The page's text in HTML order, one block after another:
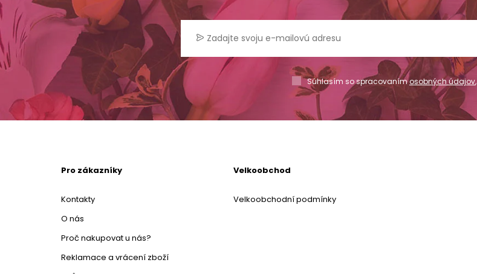
Súhlasím so spracovanímosobných údajov,
Pro zákazníky
Kontakty
O nás
Proč nakupovat u nás?
Reklamace a vrácení zboží
Velkoobchod
Velkoobchodní podmínky